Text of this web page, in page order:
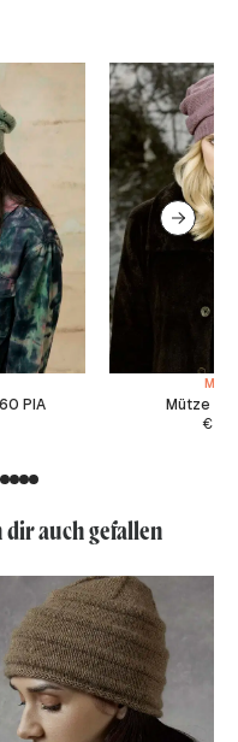
PIA
Mütze -
€
auch gefallen